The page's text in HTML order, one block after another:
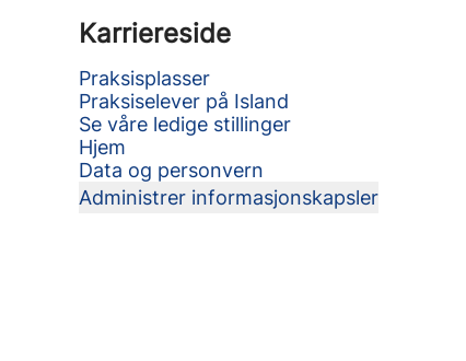
Karriereside
Praksisplasser
Praksiselever på Island
Se våre ledige stillinger
Hjem
Data og personvern
Administrer informasjonskapsler